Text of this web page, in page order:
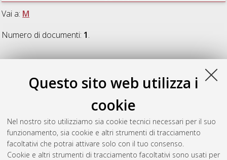
Questo sito web utilizza i
cookie
Nel nostro sito utilizziamo sia cookie tecnici necessari per il suo
funzionamento, sia cookie e altri strumenti di tracciamento
facoltativi che potrai attivare solo con il tuo consenso.
Cookie e altri strumenti di tracciamento facoltativi sono usati per
Vai a: M
Numero di documenti: 1.
M
Mordenti, Alice
echocardiography and deep learning for the definition of
[Laurea magistrale], Università di Bologna, Corso di Studio in
Biomedical engineering [LM-DM270] - Cesena, Documento
ad accesso riservato.